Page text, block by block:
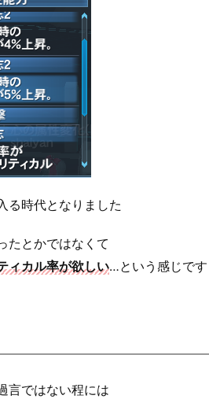
る時代となりました
たとかではなくて
ィカル率が欲しい…という感じです
言ではない程には